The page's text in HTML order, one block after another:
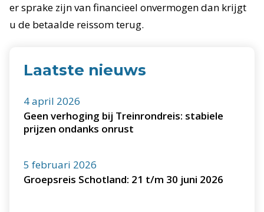
er sprake zijn van financieel onvermogen dan krijgt
u de betaalde reissom terug.
Laatste nieuws
4 april 2026
Geen verhoging bij Treinrondreis: stabiele
prijzen ondanks onrust
5 februari 2026
Groepsreis Schotland: 21 t/m 30 juni 2026